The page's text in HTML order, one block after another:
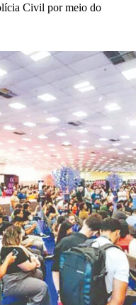
Civil por meio do